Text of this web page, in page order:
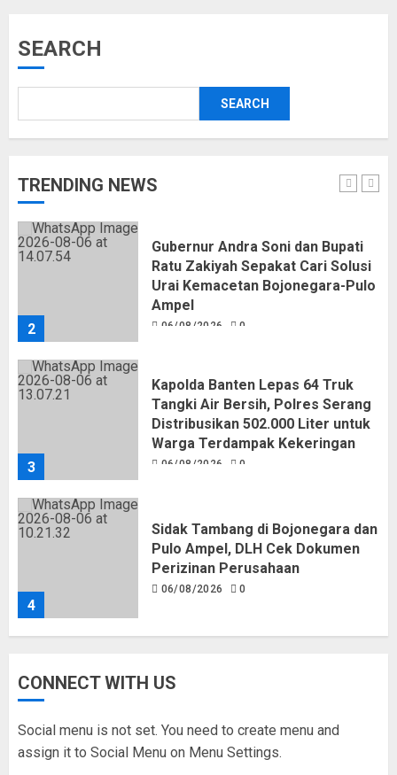
SEARCH
SEARCH
TRENDING NEWS
5
1
2
Gubernur Andra Soni dan Bupati
Ratu Zakiyah Sepakat Cari Solusi
Urai Kemacetan Bojonegara-Pulo
Ampel
06/08/2026 0
3
Kapolda Banten Lepas 64 Truk
Tangki Air Bersih, Polres Serang
Distribusikan 502.000 Liter untuk
Warga Terdampak Kekeringan
06/08/2026 0
4
Sidak Tambang di Bojonegara dan
Pulo Ampel, DLH Cek Dokumen
Perizinan Perusahaan
06/08/2026 0
Persiapan Peringatan HUT Ke-81
05/08/2026 0
CONNECT WITH US
Social menu is not set. You need to create menu and
assign it to Social Menu on Menu Settings.